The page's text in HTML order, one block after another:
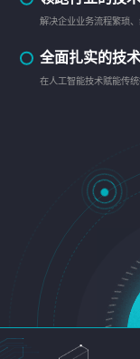
解决企业业务流程繁琐
全面扎实的技
在人工智能技术赋能传